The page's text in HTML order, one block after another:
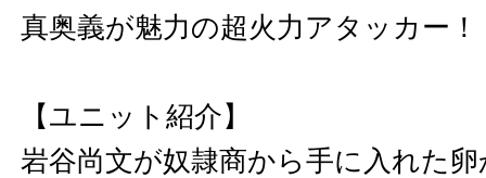
真奥義が魅力の超火力アタッカー！
【ユニット紹介】
岩谷尚文が奴隷商から手に入れた